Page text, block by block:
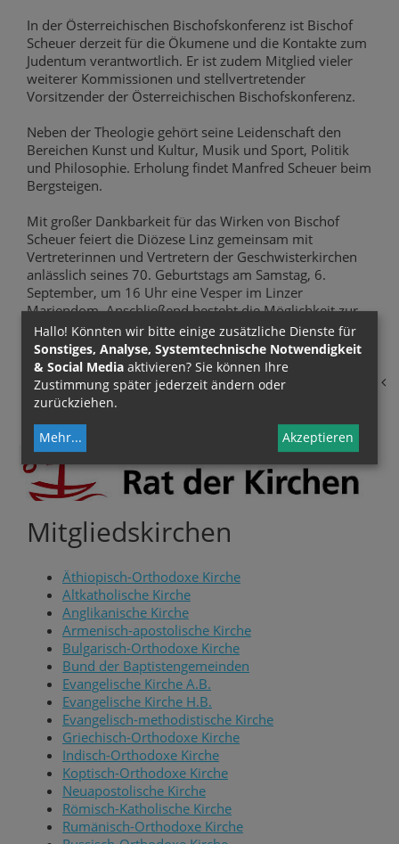
In der Österreichischen Bischofskonferenz ist Bischof
Scheuer derzeit für die Ökumene und die Kontakte zum
Judentum verantwortlich. Er ist zudem Mitglied vieler
weiterer Kommissionen und stellvertretender
Vorsitzender der Österreichischen Bischofskonferenz.
Neben der Theologie gehört seine Leidenschaft den
Bereichen Kunst und Kultur, Musik und Sport, Politik
und Philosophie. Erholung findet Manfred Scheuer beim
Bergsteigen.
Mit großer Dankbarkeit für das Wirken von Bischof
Scheuer feiert die Diözese Linz gemeinsam mit
Vertreterinnen und Vertretern der Geschwisterkirchen
anlässlich seines 70. Geburtstags am Samstag, 6.
September, um 16 Uhr eine Vesper im Linzer
Mariendom. Anschließend besteht die Möglichkeit zur
Begegnung bei einer Agape auf dem Domplatz. Alle sind
zur Mitfeier herzlich eingeladen!
Mitgliedskirchen
Äthiopisch-Orthodoxe Kirche
Altkatholische Kirche
Anglikanische Kirche
Armenisch-apostolische Kirche
Bulgarisch-Orthodoxe Kirche
Bund der Baptistengemeinden
Evangelische Kirche A.B.
Evangelische Kirche H.B.
Evangelisch-methodistische Kirche
Griechisch-Orthodoxe Kirche
Indisch-Orthodoxe Kirche
Koptisch-Orthodoxe Kirche
Neuapostolische Kirche
Römisch-Katholische Kirche
Rumänisch-Orthodoxe Kirche
Hallo! Könnten wir bitte einige zusätzliche Dienste für
Sonstiges, Analyse, Systemtechnische Notwendigkeit
& Social Media aktivieren? Sie können Ihre
Zustimmung später jederzeit ändern oder
zurückziehen.
Mehr... Akzeptieren